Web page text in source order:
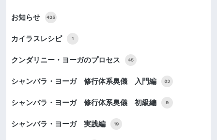
お知らせ 425
カイラスレシピ 1
クンダリニー・ヨーガのプロセス 45
シャンバラ・ヨーガ 修行体系奥儀 入門編 83
シャンバラ・ヨーガ 修行体系奥儀 初級編 9
シャンバラ・ヨーガ 実践編 19